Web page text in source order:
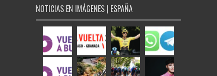
NOTICIAS EN IMÁGENES | ESPAÑA